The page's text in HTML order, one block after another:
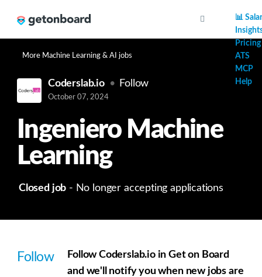
📊
Pricing
ATS
MCP
Help
More Machine Learning & AI jobs
Coderslab.io Follow
October 07, 2024
Ingeniero Machine
Learning
Closed job - No longer accepting applications
Follow
Follow Coderslab.io in Get on Board
and we'll notify you when new jobs are